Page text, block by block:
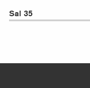
Sal 35